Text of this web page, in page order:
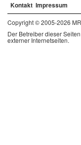
Kontakt Impressum
Copyright © 2005-2026
Der Betreiber dieser
externer Internetseiten.